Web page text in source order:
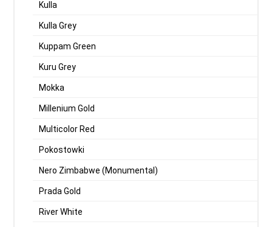
Kulla
Kulla Grey
Kuppam Green
Kuru Grey
Mokka
Millenium Gold
Multicolor Red
Pokostowki
Nero Zimbabwe (Monumental)
Prada Gold
River White